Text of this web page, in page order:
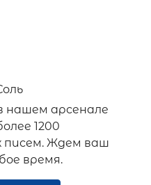
нашем арсенале
1200
писем. Ждем ваш
время.